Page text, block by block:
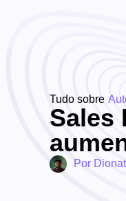
Tudo sobre
Sales
Por